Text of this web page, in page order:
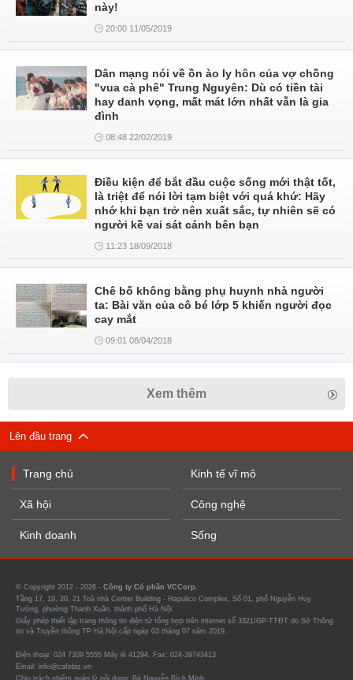
này!
20:00 11/05/2019
Dân mạng nói về ồn ào ly hôn của vợ chồng
"vua cà phê" Trung Nguyên: Dù có tiền tài
hay danh vọng, mất mát lớn nhất vẫn là gia
đình
08:48 22/02/2019
Điều kiện để bắt đầu cuộc sống mới thật tốt,
là triệt để nói lời tạm biệt với quá khứ: Hãy
nhớ khi bạn trở nên xuất sắc, tự nhiên sẽ có
người kề vai sát cánh bên bạn
11:23 18/09/2018
Chê bố không bằng phụ huynh nhà người
ta: Bài văn của cô bé lớp 5 khiến người đọc
cay mắt
09:01 08/04/2018
Xem thêm
Lên đầu trang
Trang chủ
Xã hội
Kinh doanh
Kinh tế vĩ mô
Công nghệ
Sống
© Copyright 2012 - 2026 - Công ty Cổ phần VCCorp.
Tầng 17, 19, 20, 21 Toà nhà Center Building - Hapulico Complex, Số 01, phố Nguyễn Huy
Tưởng, phường Thanh Xuân, thành phố Hà Nội
Giấy phép thiết lập trang thông tin điện tử tổng hợp trên internet số 3321/GP-TTĐT do Sở Thông
tin và Truyền thông TP Hà Nội cấp ngày 03 tháng 07 năm 2019.
Điện thoại: 024 7309 5555 Máy lẻ 41294. Fax: 024-39743413
Email: info@cafebiz.vn
Chịu trách nhiệm quản lý nội dung: Bà Nguyễn Bích Minh